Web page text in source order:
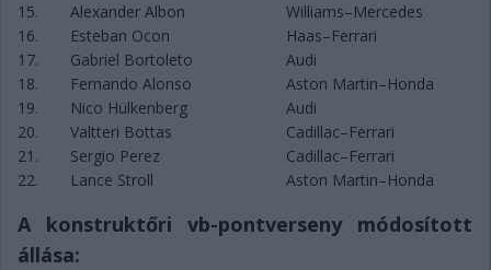
15.
Alexander Albon
Williams–Mercedes
16.
Esteban Ocon
Haas–Ferrari
17.
Gabriel Bortoleto
Audi
18.
Fernando Alonso
Aston Martin–Honda
19.
Nico Hülkenberg
Audi
20.
Valtteri Bottas
Cadillac–Ferrari
21.
Sergio Perez
Cadillac–Ferrari
22.
Lance Stroll Aston Martin–Honda
A konstruktőri vb-pontverseny módosított
állása: